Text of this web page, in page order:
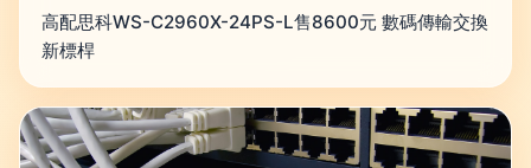
高配思科WS-C2960X-24PS-L售8600元 數碼傳輸交換
新標桿